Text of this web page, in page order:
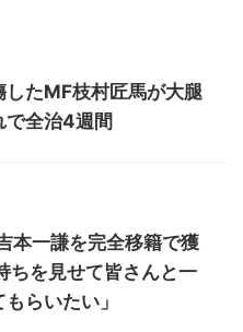
したMF枝村匠馬が大腿
で全治4週間
本一謙を完全移籍で獲
ちを見せて皆さんと一
らいたい」